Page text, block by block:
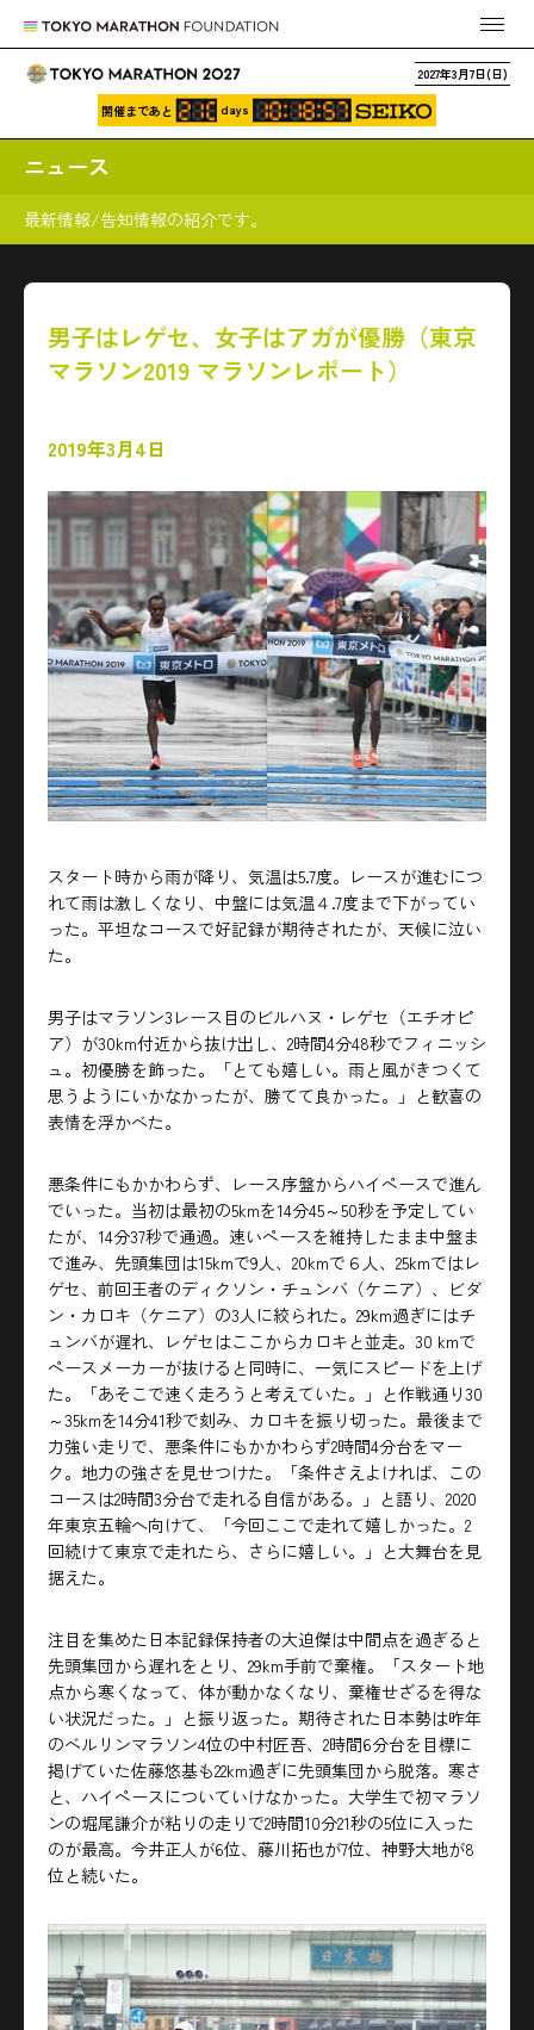
2027年3月7日(日)
開催まであと days
ニュース
最新情報/告知情報の紹介です。
男子はレゲセ、女子はアガが優勝（東京
マラソン2019 マラソンレポート）
2019年3月4日
スタート時から雨が降り、気温は5.7度。レースが進むにつ
れて雨は激しくなり、中盤には気温４.7度まで下がってい
った。平坦なコースで好記録が期待されたが、天候に泣い
た。
男子はマラソン3レース目のビルハヌ・レゲセ（エチオピ
ア）が30km付近から抜け出し、2時間4分48秒でフィニッシ
ュ。初優勝を飾った。「とても嬉しい。雨と風がきつくて
思うようにいかなかったが、勝てて良かった。」と歓喜の
表情を浮かべた。
悪条件にもかかわらず、レース序盤からハイペースで進ん
でいった。当初は最初の5kmを14分45～50秒を予定してい
たが、14分37秒で通過。速いペースを維持したまま中盤ま
で進み、先頭集団は15kmで9人、20kmで６人、25kmではレ
ゲセ、前回王者のディクソン・チュンバ（ケニア）、ビダ
ン・カロキ（ケニア）の3人に絞られた。29km過ぎにはチ
ュンバが遅れ、レゲセはここからカロキと並走。30 kmで
ペースメーカーが抜けると同時に、一気にスピードを上げ
た。「あそこで速く走ろうと考えていた。」と作戦通り30
～35kmを14分41秒で刻み、カロキを振り切った。最後まで
力強い走りで、悪条件にもかかわらず2時間4分台をマー
ク。地力の強さを見せつけた。「条件さえよければ、この
コースは2時間3分台で走れる自信がある。」と語り、2020
年東京五輪へ向けて、「今回ここで走れて嬉しかった。2
回続けて東京で走れたら、さらに嬉しい。」と大舞台を見
据えた。
注目を集めた日本記録保持者の大迫傑は中間点を過ぎると
先頭集団から遅れをとり、29km手前で棄権。「スタート地
点から寒くなって、体が動かなくなり、棄権せざるを得な
い状況だった。」と振り返った。期待された日本勢は昨年
のベルリンマラソン4位の中村匠吾、2時間6分台を目標に
掲げていた佐藤悠基も22km過ぎに先頭集団から脱落。寒さ
と、ハイペースについていけなかった。大学生で初マラソ
ンの堀尾謙介が粘りの走りで2時間10分21秒の5位に入った
のが最高。今井正人が6位、藤川拓也が7位、神野大地が8
位と続いた。